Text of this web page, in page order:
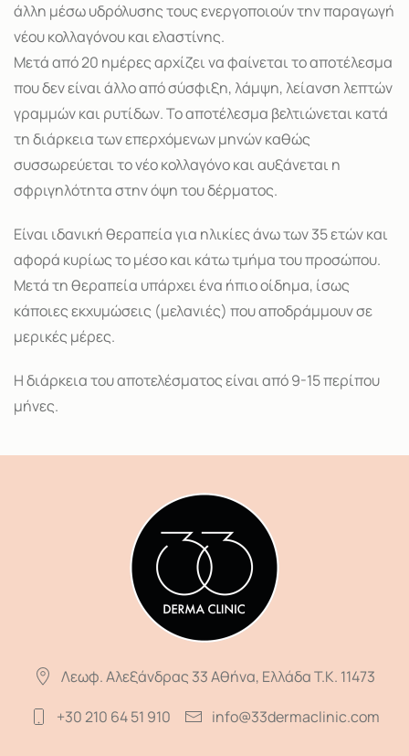
άλλη μέσω υδρόλυσης τους ενεργοποιούν την παραγωγή
νέου κολλαγόνου και ελαστίνης.
Μετά από 20 ημέρες αρχίζει να φαίνεται το αποτέλεσμα
που δεν είναι άλλο από σύσφιξη, λάμψη, λείανση λεπτών
γραμμών και ρυτίδων. Το αποτέλεσμα βελτιώνεται κατά
τη διάρκεια των επερχόμενων μηνών καθώς
συσσωρεύεται το νέο κολλαγόνο και αυξάνεται η
σφριγηλότητα στην όψη του δέρματος.
Είναι ιδανική θεραπεία για ηλικίες άνω των 35 ετών και
αφορά κυρίως το μέσο και κάτω τμήμα του προσώπου.
Μετά τη θεραπεία υπάρχει ένα ήπιο οίδημα, ίσως
κάποιες εκχυμώσεις (μελανιές) που αποδράμμουν σε
μερικές μέρες.
Η διάρκεια του αποτελέσματος είναι από 9-15 περίπου
μήνες.
Λεωφ. Αλεξάνδρας 33 Αθήνα, Ελλάδα T.K. 11473
+30 210 64 51 910 info@33dermaclinic.com